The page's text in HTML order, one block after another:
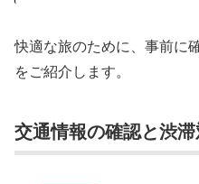
快適な旅のために、事前に
をご紹介します。
交通情報の確認と渋